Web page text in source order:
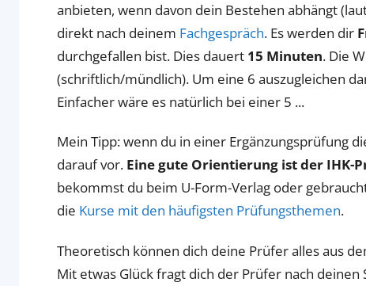
anbieten, wenn davon dein Bestehen abhängt
direkt nach deinem Fachgespräch. Es werden dir
durchgefallen bist. Dies dauert 15 Minuten. Die
(schriftlich/mündlich). Um eine 6 auszugleichen
Einfacher wäre es natürlich bei einer 5 ...
Mein Tipp: wenn du in einer Ergänzungsprüfung
darauf vor. Eine gute Orientierung ist der IHK-
bekommst du beim U-Form-Verlag oder
die Kurse mit den häufigsten Prüfungsthemen.
Theoretisch können dich deine Prüfer alles aus
Mit etwas Glück fragt dich der Prüfer nach